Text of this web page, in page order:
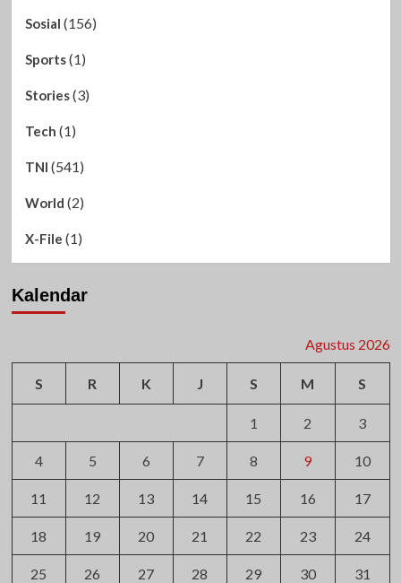
Sosial (156)
Sports(1)
Stories(3)
Tech (1)
TNI (541)
World (2)
X-File (1)
Kalendar
Agustus 2026
S R K J S M S
1 2 3
4 5 6 7 8 9 10
11 12 13 14 15 16 17
18 19 20 21 22 23 24
25 26 27 28 29 30 31